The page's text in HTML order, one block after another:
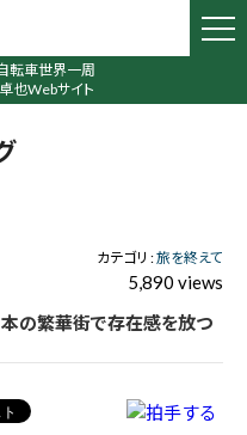
転車世界一周
卓也Webサイト
カテゴリ :旅を終えて
5,890 views
の繁華街で存在感を放つ